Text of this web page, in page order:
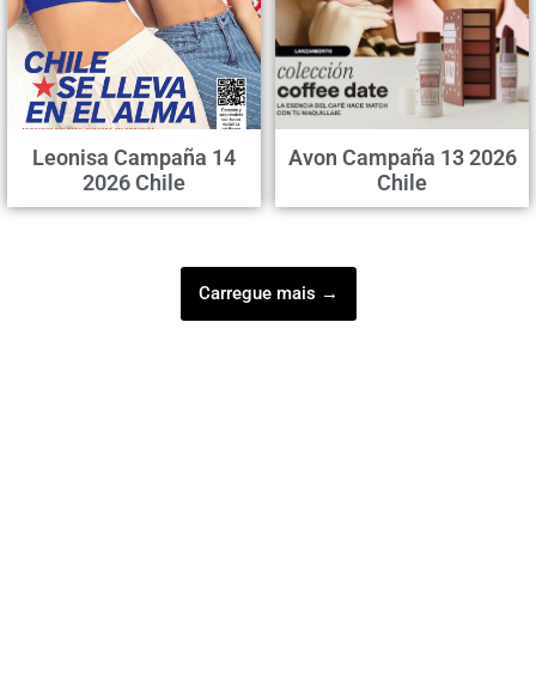
Leonisa Campaña 14
2026 Chile
Avon Campaña 13 2026
Chile
Carregue mais →